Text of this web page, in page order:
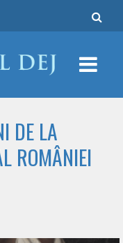
DE LA
ROMÂNIEI